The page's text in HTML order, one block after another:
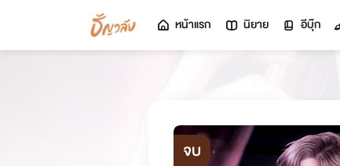
หน้าแรก นิยาย อีบุ๊ก
จบ